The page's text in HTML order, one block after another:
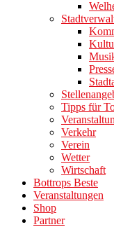
Tipps für
Verkehr
Verein
Wetter
Wirtschaft
Bottrops Beste
Veranstaltungen
Shop
Partner